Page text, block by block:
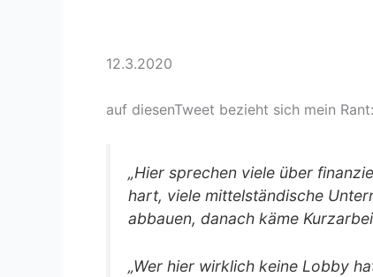
12.3.2020
auf diesenTweet bezieht sich mein Rant:
„Hier sprechen viele über
hart, viele mittelständische
abbauen, danach käme
„Wer hier wirklich keine Lobby